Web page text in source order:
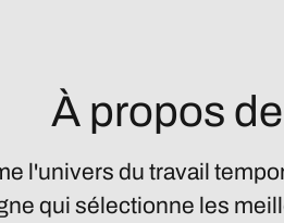
À propos
l'univers du travail
qui sélectionne les